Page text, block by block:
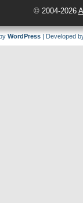
© 2004-2026
WordPress | Developed